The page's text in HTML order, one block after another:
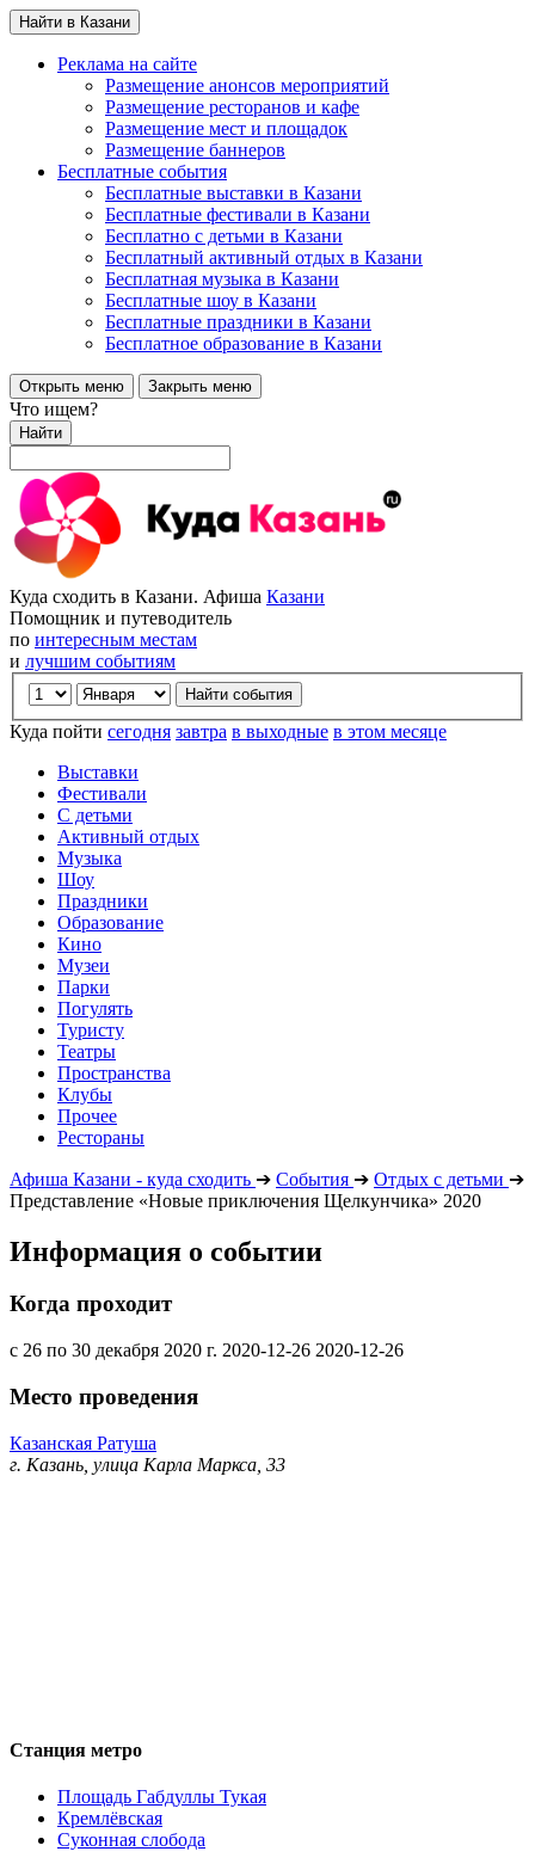
Найти в Казани
Реклама на сайте
Размещение анонсов мероприятий
Размещение ресторанов и кафе
Размещение мест и площадок
Размещение баннеров
Бесплатные события
Бесплатные выставки в Казани
Бесплатные фестивали в Казани
Бесплатно с детьми в Казани
Бесплатный активный отдых в Казани
Бесплатная музыка в Казани
Бесплатные шоу в Казани
Бесплатные праздники в Казани
Бесплатное образование в Казани
Открыть меню Закрыть меню
Что ищем?
Найти
Куда сходить в Казани. Афиша Казани
Помощник и путеводитель
по интересным местам
и лучшим событиям
Куда пойти сегодня завтра в выходные в этом месяце
Выставки
Фестивали
С детьми
Активный отдых
Музыка
Шоу
Праздники
Образование
Кино
Музеи
Парки
Погулять
Туристу
Театры
Пространства
Клубы
Прочее
Рестораны
Афиша Казани - куда сходить ➔ События ➔ Отдых с детьми ➔
Представление «Новые приключения Щелкунчика» 2020
Информация о событии
Когда проходит
с 26 по 30 декабря 2020 г. 2020-12-26 2020-12-26
Место проведения
Казанская Ратуша
г. Казань, улица Карла Маркса, 33
Станция метро
Площадь Габдуллы Тукая
Кремлёвская
Суконная слобода